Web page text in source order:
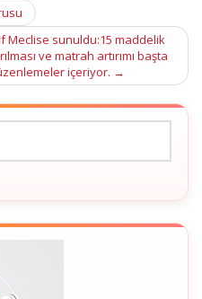
Meclise sunuldu:15 maddelik
ve matrah artırımı başta
içeriyor. →